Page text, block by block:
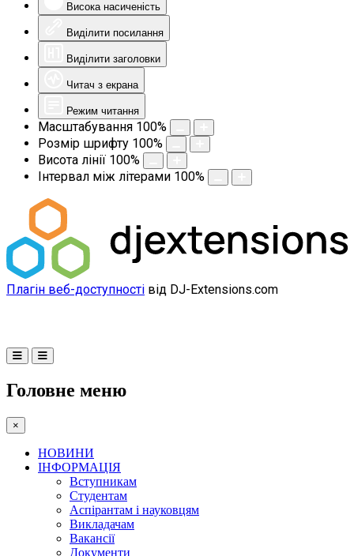
Висока насиченість
Виділити посилання
Виділити заголовки
Читач з екрана
Режим читання
Масштабування 100%
Розмір шрифту 100%
Висота лінії 100%
Інтервал між літерами 100%
Плагін веб-доступності від DJ-Extensions.com
Головне меню
×
НОВИНИ
ІНФОРМАЦІЯ
Вступникам
Студентам
Аспірантам і науковцям
Викладачам
Вакансії
Документи